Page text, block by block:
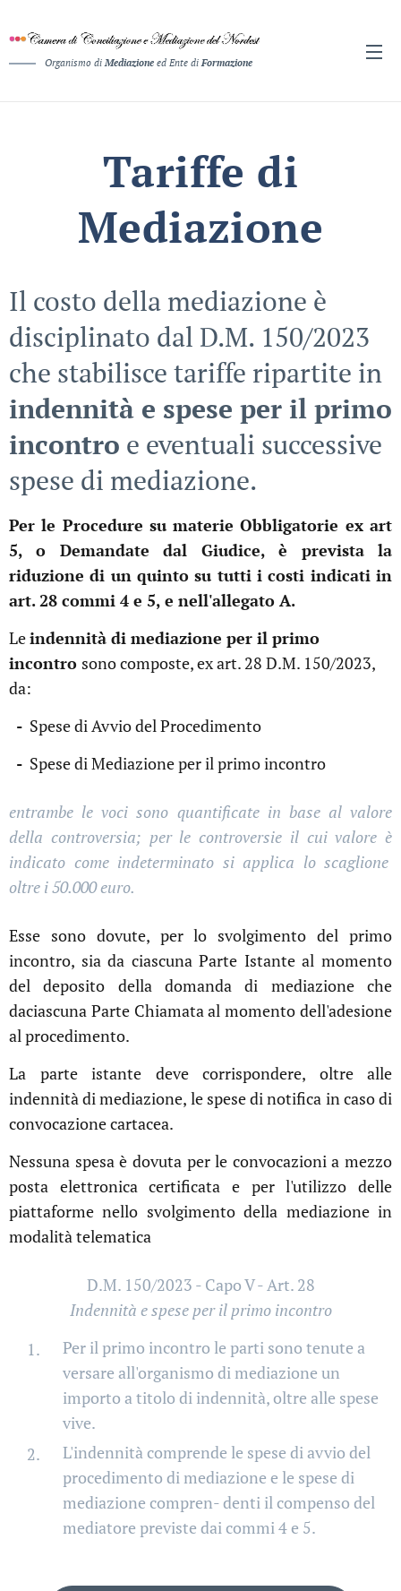
Organismo diMediazioneed Ente diFormazione
Tariffe di
Mediazione
Il costo della mediazione è
disciplinato dal D.M. 150/2023
che stabilisce tariffe ripartite in
indennità e spese per il primo
incontro e eventuali successive
spese di mediazione.
Per le Procedure su materie Obbligatorie ex art
5, o Demandate dal Giudice, è prevista la
riduzione di un quinto su tutti i costi indicati in
art. 28 commi 4 e 5, e nell'allegato A.
Leindennità di mediazione per il primo
incontro sono composte, ex art. 28 D.M. 150/2023,
da:
- Spese di Avvio del Procedimento
- Spese di Mediazione per il primo incontro
entrambe le voci sono quantificate in base al valore
della controversia; per le controversie il cui valore è
indicato come indeterminato si applica lo scaglione
oltre i 50.000 euro.
Esse sono dovute, per lo svolgimento del primo
incontro, sia da ciascuna Parte Istante al momento
del deposito della domanda di mediazione che
daciascuna Parte Chiamata al momento dell'adesione
al procedimento.
La parte istante deve corrispondere, oltre alle
indennità di mediazione, le spese di notifica in caso di
convocazione cartacea.
Nessuna spesa è dovuta per le convocazioni a mezzo
posta elettronica certificata e per l'utilizzo delle
piattaforme nello svolgimento della mediazione in
modalità telematica
D.M. 150/2023 - Capo V - Art. 28
Indennità e spese per il primo incontro
Per il primo incontro le parti sono tenute a
versare all'organismo di mediazione un
importo a titolo di indennità, oltre alle spese
vive.
L'indennità comprende le spese di avvio del
procedimento di mediazione e le spese di
mediazione compren- denti il compenso del
mediatore previste dai commi 4 e 5.